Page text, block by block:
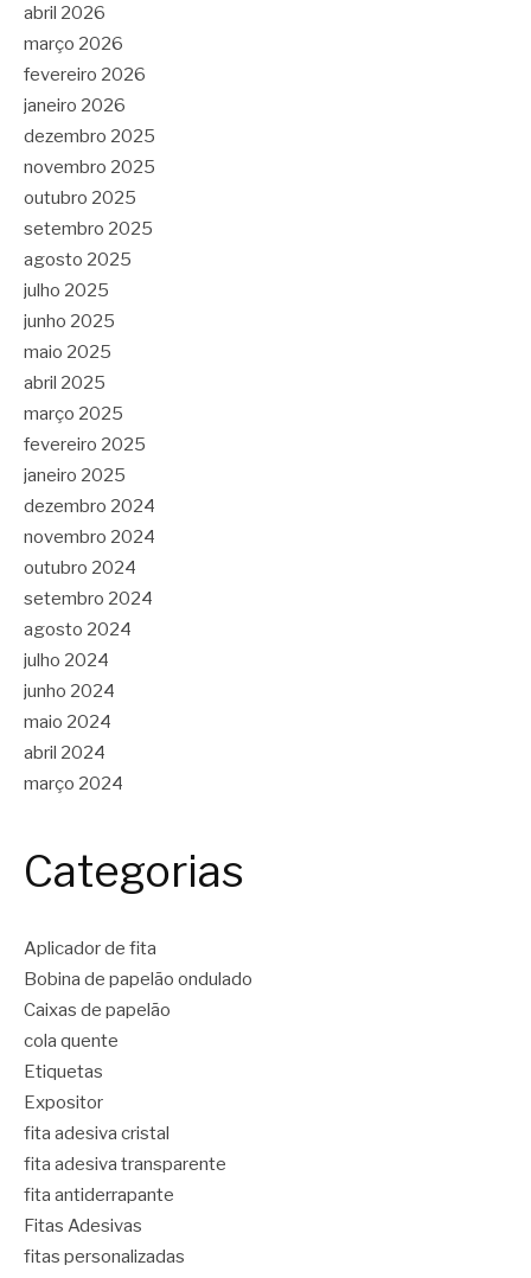
abril 2026
março 2026
fevereiro 2026
janeiro 2026
dezembro 2025
novembro 2025
outubro 2025
setembro 2025
agosto 2025
julho 2025
junho 2025
maio 2025
abril 2025
março 2025
fevereiro 2025
janeiro 2025
dezembro 2024
novembro 2024
outubro 2024
setembro 2024
agosto 2024
julho 2024
junho 2024
maio 2024
abril 2024
março 2024
Categorias
Aplicador de fita
Bobina de papelão ondulado
Caixas de papelão
cola quente
Etiquetas
Expositor
fita adesiva cristal
fita adesiva transparente
fita antiderrapante
Fitas Adesivas
fitas personalizadas